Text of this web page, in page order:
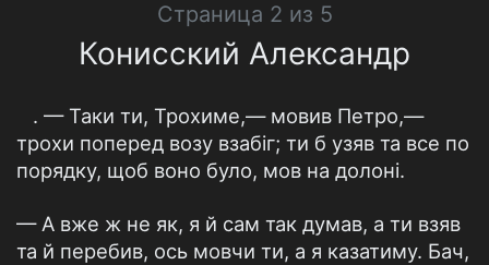
Страница 2 из 5
Конисский Александр
. — Таки ти, Трохиме,— мовив Петро,—
трохи поперед возу взабіг; ти б узяв та все по
порядку, щоб воно було, мов на долоні.
— А вже ж не як, я й сам так думав, а ти взяв
та й перебив, ось мовчи ти, а я казатиму. Бач,